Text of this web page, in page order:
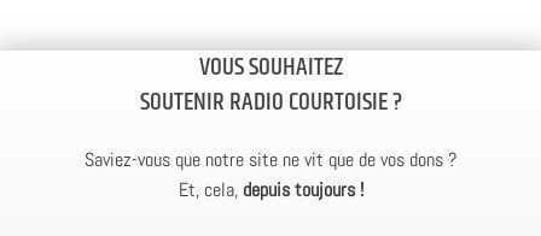
VOUS SOUHAITEZ
SOUTENIR RADIO COURTOISIE ?
Saviez-vous que notre site ne vit que de vos dons ?
Et, cela, depuis toujours !